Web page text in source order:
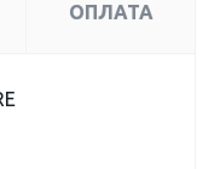
ОПЛАТА